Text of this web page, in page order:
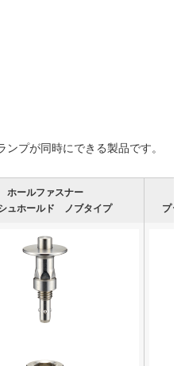
プが同時にできる製品です。
ホールファスナー
ュホールド ノブタイプ
プッ